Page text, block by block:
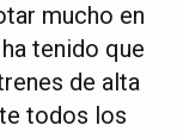
mucho en
tenido que
de alta
todos los